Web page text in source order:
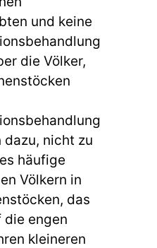
und keine
die Völker,
nicht zu
häufige
Völkern in
das
engen
kleineren